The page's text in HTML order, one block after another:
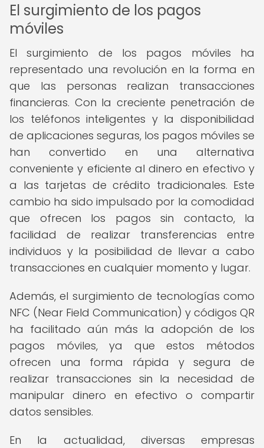
El surgimiento de los pagos
móviles
El surgimiento de los pagos móviles ha
representado una revolución en la forma en
que las personas realizan transacciones
financieras. Con la creciente penetración de
los teléfonos inteligentes y la disponibilidad
de aplicaciones seguras, los pagos móviles se
han convertido en una alternativa
conveniente y eficiente al dinero en efectivo y
a las tarjetas de crédito tradicionales. Este
cambio ha sido impulsado por la comodidad
que ofrecen los pagos sin contacto, la
facilidad de realizar transferencias entre
individuos y la posibilidad de llevar a cabo
transacciones en cualquier momento y lugar.
Además, el surgimiento de tecnologías como
NFC (Near Field Communication) y códigos QR
ha facilitado aún más la adopción de los
pagos móviles, ya que estos métodos
ofrecen una forma rápida y segura de
realizar transacciones sin la necesidad de
manipular dinero en efectivo o compartir
datos sensibles.
En la actualidad, diversas empresas